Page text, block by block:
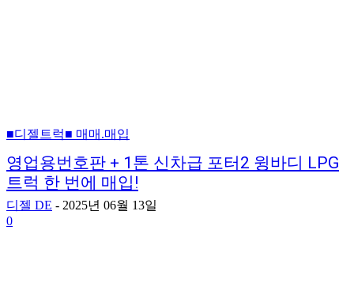
■디젤트럭■ 매매.매입
영업용번호판 + 1톤 신차급 포터2 윙바디 LPG
트럭 한 번에 매입!
디젤 DE - 2025년 06월 13일
0